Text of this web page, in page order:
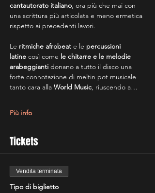
cantautorato italiano, ora più che mai con
una scrittura più articolata e meno ermetica
rispetto ai precedenti lavori.
Le ritmiche afrobeat e le percussioni
latine così come le chitarre e le melodie
arabeggianti donano a tutto il disco una
forte connotazione di meltin pot musicale
tanto cara alla World Music, riuscendo a…
Più info
Tickets
Vendita terminata
Tipo di biglietto